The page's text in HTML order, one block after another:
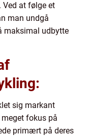
at følge et
man undgå
maksimal udbytte
sig markant
fokus på
primært på deres